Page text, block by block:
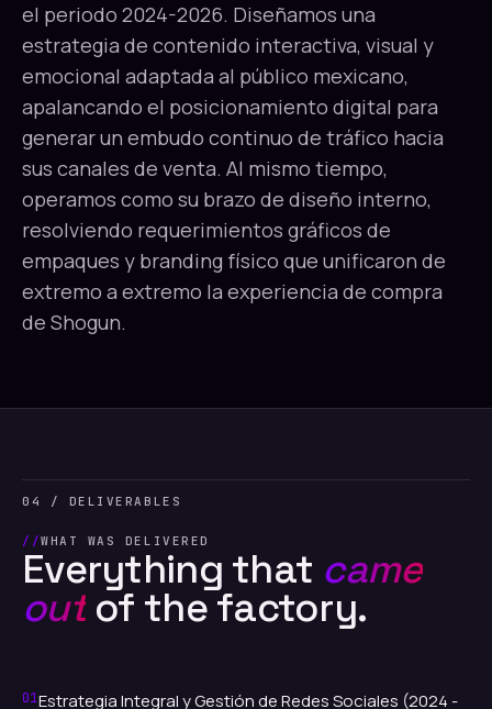
el periodo 2024-2026. Diseñamos una
estrategia de contenido interactiva, visual y
emocional adaptada al público mexicano,
apalancando el posicionamiento digital para
generar un embudo continuo de tráfico hacia
sus canales de venta. Al mismo tiempo,
operamos como su brazo de diseño interno,
resolviendo requerimientos gráficos de
empaques y branding físico que unificaron de
extremo a extremo la experiencia de compra
de Shogun.
04 / DELIVERABLES
WHAT WAS DELIVERED
Everything that came
outof the factory.
01Estrategia Integral y Gestión de Redes Sociales (2024 -